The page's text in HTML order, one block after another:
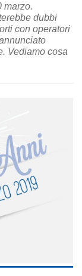
marzo.
dubbi
con operatori
Vediamo cosa